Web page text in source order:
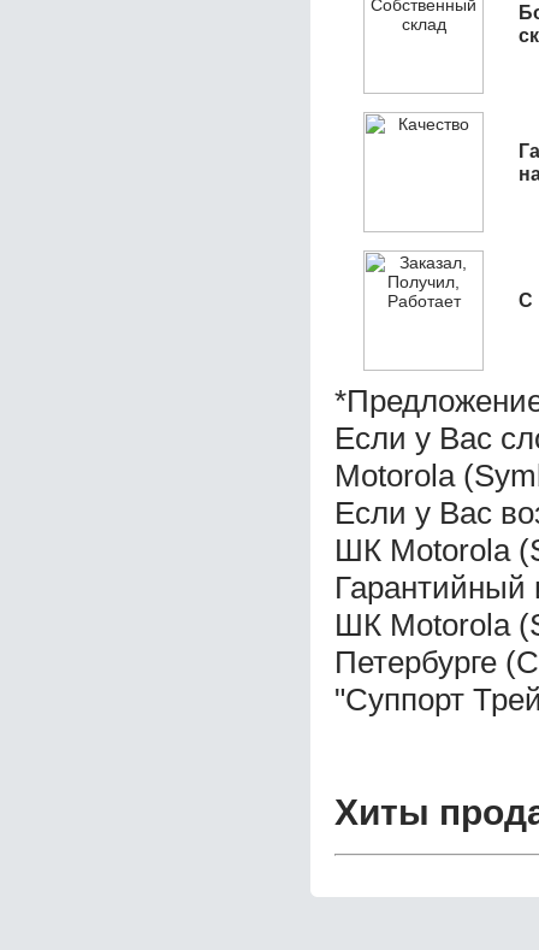
С
Если у Вас
Motorola
Если у Вас
ШК Motorola
Гарантийный
ШК Motorola
Петербурге
"Суппорт
Хиты